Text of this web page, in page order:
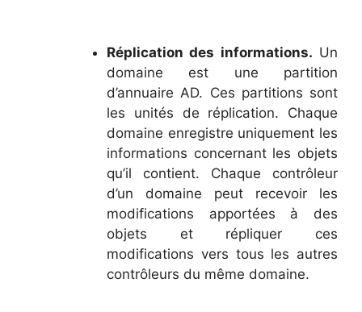
Réplication des informations. Un
domaine est une partition
d’annuaire AD. Ces partitions sont
les unités de réplication. Chaque
domaine enregistre uniquement les
informations concernant les objets
qu’il contient. Chaque contrôleur
d’un domaine peut recevoir les
modifications apportées à des
objets et répliquer ces
modifications vers tous les autres
contrôleurs du même domaine.